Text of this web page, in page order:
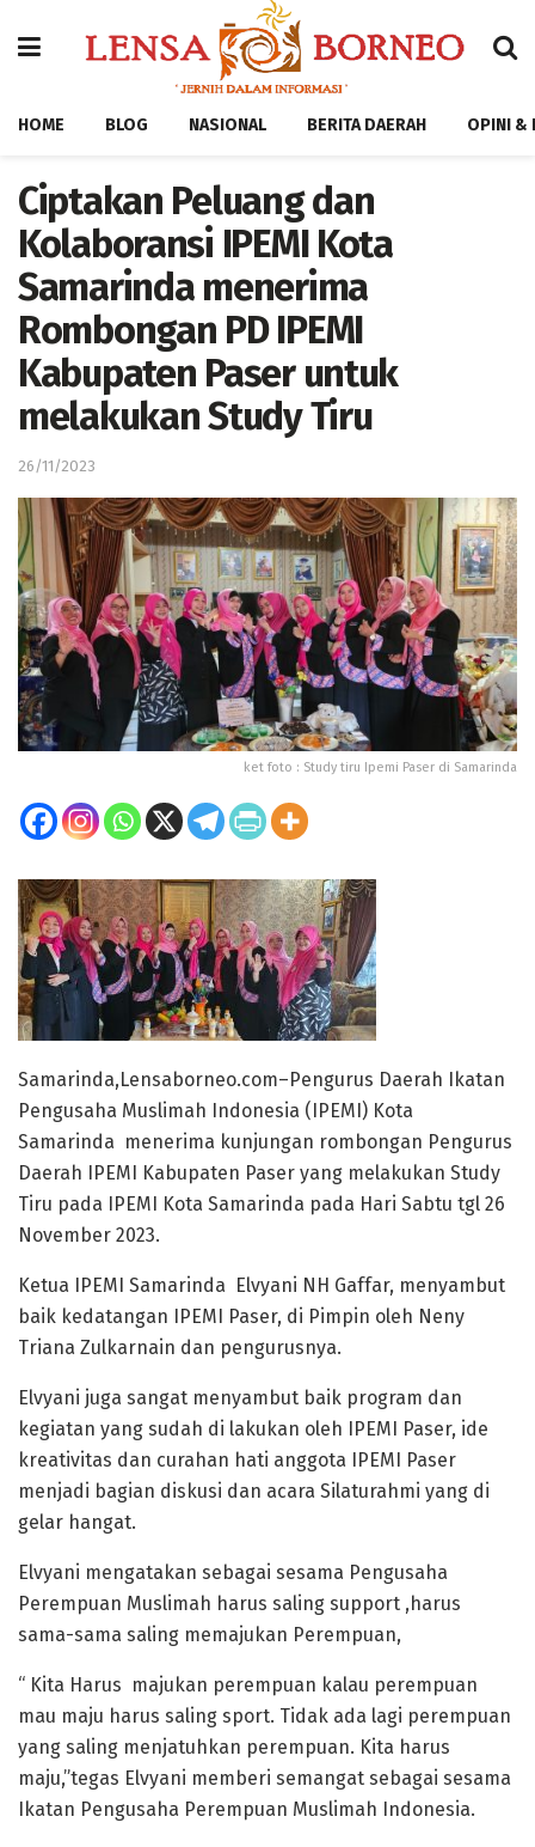
HOME BLOG NASIONAL BERITA DAERAH OPINI &
Ciptakan Peluang dan
Kolaboransi IPEMI Kota
Samarinda menerima
Rombongan PD IPEMI
Kabupaten Paser untuk
melakukan Study Tiru
26/11/2023
ket foto : Study tiru Ipemi Paser di Samarinda
Samarinda,Lensaborneo.com–Pengurus Daerah Ikatan
Pengusaha Muslimah Indonesia (IPEMI) Kota
Samarinda menerima kunjungan rombongan Pengurus
Daerah IPEMI Kabupaten Paser yang melakukan Study
Tiru pada IPEMI Kota Samarinda pada Hari Sabtu tgl 26
November 2023.
Ketua IPEMI Samarinda Elvyani NH Gaffar, menyambut
baik kedatangan IPEMI Paser, di Pimpin oleh Neny
Triana Zulkarnain dan pengurusnya.
Elvyani juga sangat menyambut baik program dan
kegiatan yang sudah di lakukan oleh IPEMI Paser, ide
kreativitas dan curahan hati anggota IPEMI Paser
menjadi bagian diskusi dan acara Silaturahmi yang di
gelar hangat.
Elvyani mengatakan sebagai sesama Pengusaha
Perempuan Muslimah harus saling support ,harus
sama-sama saling memajukan Perempuan,
“ Kita Harus majukan perempuan kalau perempuan
mau maju harus saling sport. Tidak ada lagi perempuan
yang saling menjatuhkan perempuan. Kita harus
maju,”tegas Elvyani memberi semangat sebagai sesama
Ikatan Pengusaha Perempuan Muslimah Indonesia.